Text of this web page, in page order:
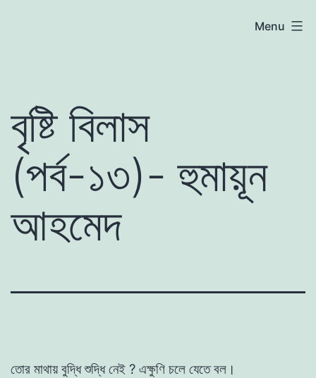
Menu
বৃষ্টি বিলাস
(পর্ব-১৩)- হুমায়ূন
আহমেদ
তাের মাথায়বুদ্ধিশুদ্ধিনেই ? এক্ষুণি চলে যেতেবল ।